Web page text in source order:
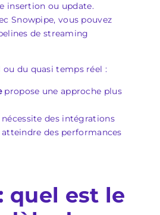
insertion ou update.
Snowpipe, vous pouvez
de streaming
du quasi temps réel :
propose une approche plus
nécessite des intégrations
des performances
quel est le